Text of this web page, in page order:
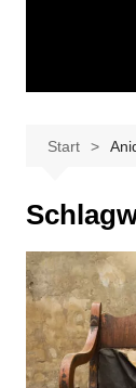
Start